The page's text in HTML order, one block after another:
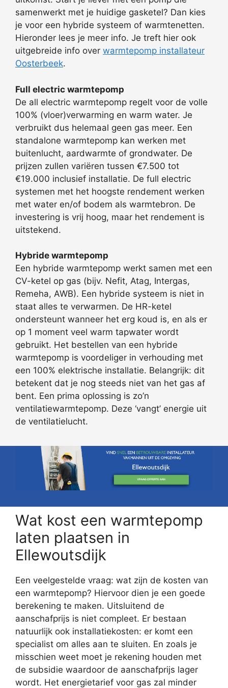
samenwerkt met je huidige gasketel? Dan kies
je voor een hybride systeem of warmtenetten.
Hieronder lees je meer info. Je treft hier ook
uitgebreide info over warmtepomp installateur
Oosterbeek.
Full electric warmtepomp
De all electric warmtepomp regelt voor de volle
100% (vloer)verwarming en warm water. Je
verbruikt dus helemaal geen gas meer. Een
standalone warmtepomp kan werken met
buitenlucht, aardwarmte of grondwater. De
prijzen zullen variëren tussen €7.500 tot
€19.000 inclusief installatie. De full electric
systemen met het hoogste rendement werken
met water en/of bodem als warmtebron. De
investering is vrij hoog, maar het rendement is
uitstekend.
Hybride warmtepomp
Een hybride warmtepomp werkt samen met een
CV-ketel op gas (bijv. Nefit, Atag, Intergas,
Remeha, AWB). Een hybride systeem is niet in
staat alles te verwarmen. De HR-ketel
ondersteunt wanneer het erg koud is, en als er
op 1 moment veel warm tapwater wordt
gebruikt. Het bestellen van een hybride
warmtepomp is voordeliger in verhouding met
een 100% elektrische installatie. Belangrijk: dit
betekent dat je nog steeds niet van het gas af
bent. Een prima oplossing is zo’n
ventilatiewarmtepomp. Deze ‘vangt’ energie uit
de ventilatielucht.
Wat kost een warmtepomp
laten plaatsen in
Ellewoutsdijk
Een veelgestelde vraag: wat zijn de kosten van
een warmtepomp? Hiervoor dien je een goede
berekening te maken. Uitsluitend de
aanschafprijs is niet compleet. Er bestaan
natuurlijk ook installatiekosten: er komt een
specialist om alles aan te sluiten. En zoals je
misschien weet moet je rekening houden met
de subsidie waardoor de aanschafprijs lager
wordt. Het energietarief voor gas zal minder